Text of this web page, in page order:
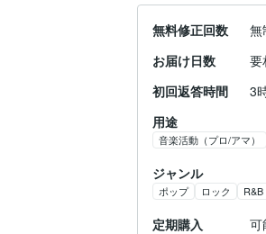
無料修正回数
無
お届け日数
要
初回返答時間
3
用途
音楽活動（プロ/アマ）
ジャンル
ポップ ロック R&B
定期購入 可